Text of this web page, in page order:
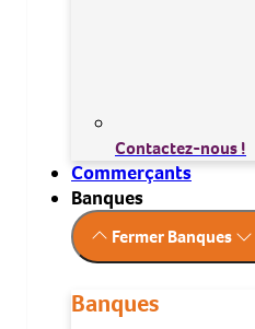
Contactez-nous !
Commerçants
Banques
Fermer Banques
Banques